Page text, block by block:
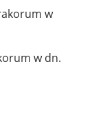
w
w dn.